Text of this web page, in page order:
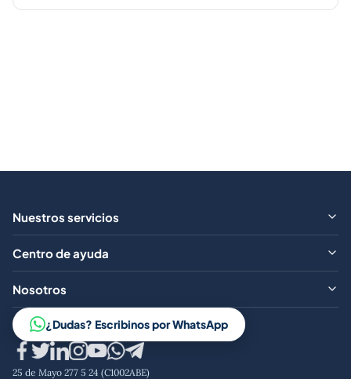
Nuestros servicios
¿Qué ofrecemos?
Aranceles
Centro de ayuda
Preguntas frecuentes
Contacto
Nosotros
Trabajá con nosotros
Aviso legal
Código de conducta
¿Dudas? Escribinos por WhatsApp
25 de Mayo 277 5 24 (C1002ABE)